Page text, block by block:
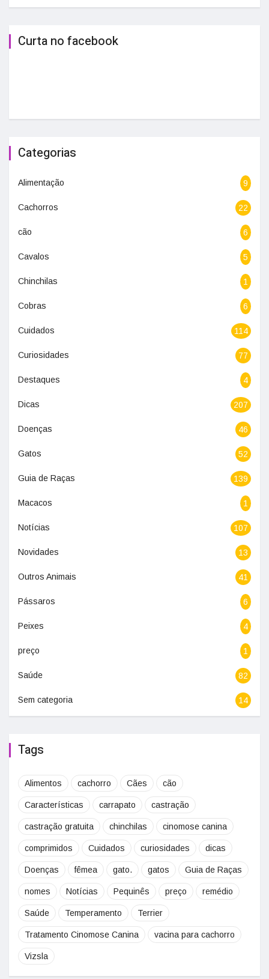
Curta no facebook
Categorias
Alimentação 9
Cachorros 22
cão 6
Cavalos 5
Chinchilas 1
Cobras 6
Cuidados 114
Curiosidades 77
Destaques 4
Dicas 207
Doenças 46
Gatos 52
Guia de Raças 139
Macacos 1
Notícias 107
Novidades 13
Outros Animais 41
Pássaros 6
Peixes 4
preço 1
Saúde 82
Sem categoria 14
Tags
Alimentos cachorro Cães cão
Características carrapato castração
castração gratuita chinchilas cinomose canina
comprimidos Cuidados curiosidades dicas
Doenças fêmea gato. gatos Guia de Raças
nomes Notícias Pequinês preço remédio
Saúde Temperamento Terrier
Tratamento Cinomose Canina vacina para cachorro
Vizsla